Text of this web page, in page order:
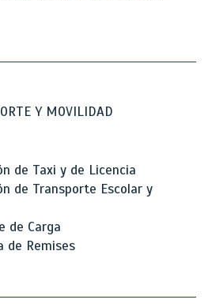
Y MOVILIDAD
de Taxi y de Licencia
de Transporte Escolar y
de Carga
de Remises